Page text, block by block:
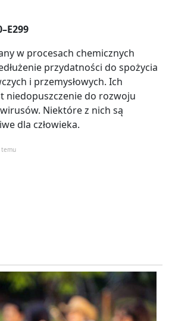
w procesach chemicznych
przydatności do spożycia
i przemysłowych. Ich
niedopuszczenie do rozwoju
Niektóre z nich są
dla człowieka.
temu